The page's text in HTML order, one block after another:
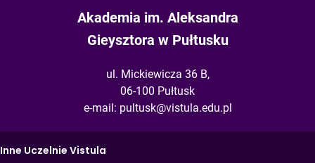
Akademia im. Aleksandra
Gieysztora w Pułtusku
ul. Mickiewicza 36 B,
06-100 Pułtusk
e-mail: pultusk@vistula.edu.pl
Inne Uczelnie Vistula